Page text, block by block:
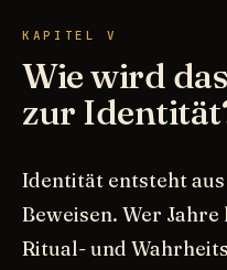
KAPITEL V
Wie wird
zur
Identität entsteht
Beweisen. Wer
Ritual- und